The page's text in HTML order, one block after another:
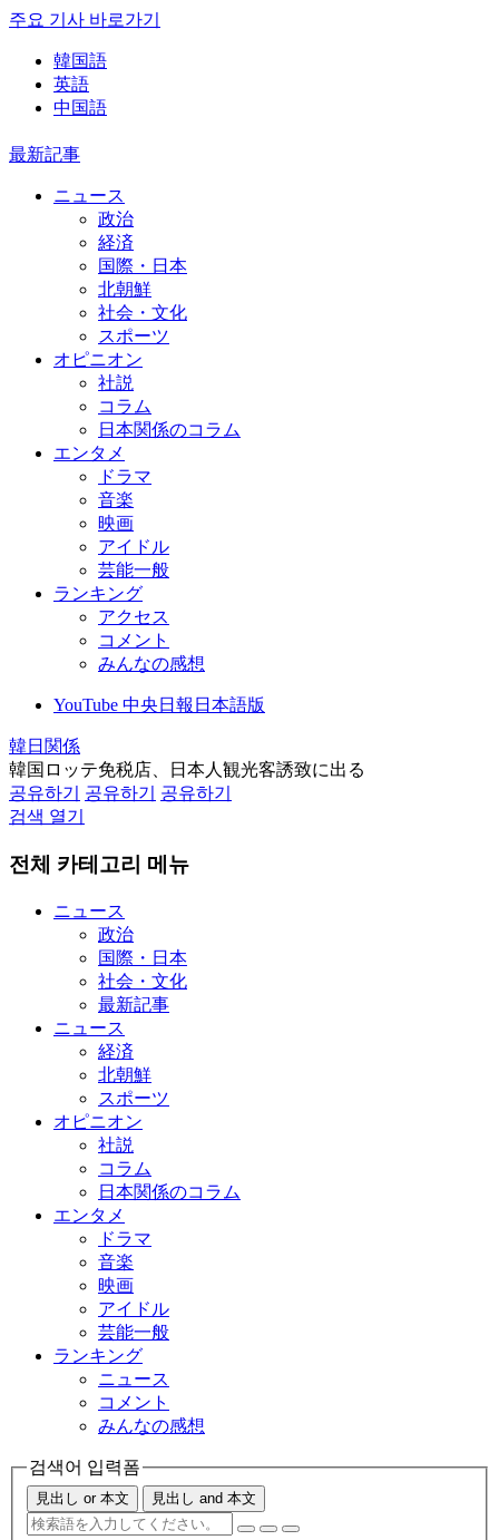
주요 기사 바로가기
韓国語
英語
中国語
最新記事
ニュース
政治
経済
国際・日本
北朝鮮
社会・文化
スポーツ
オピニオン
社説
コラム
日本関係のコラム
エンタメ
ドラマ
音楽
映画
アイドル
芸能一般
ランキング
アクセス
コメント
みんなの感想
YouTube 中央日報日本語版
韓日関係
韓国ロッテ免税店、日本人観光客誘致に出る
공유하기
공유하기
공유하기
검색 열기
전체 카테고리 메뉴
ニュース
政治
国際・日本
社会・文化
最新記事
ニュース
経済
北朝鮮
スポーツ
オピニオン
社説
コラム
日本関係のコラム
エンタメ
ドラマ
音楽
映画
アイドル
芸能一般
ランキング
ニュース
コメント
みんなの感想
검색어 입력폼
見出し or 本文 見出し and 本文